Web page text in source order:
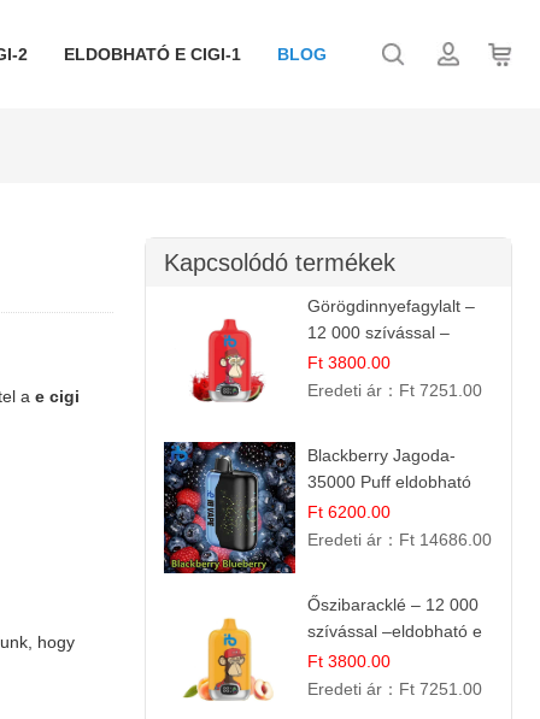
2 ELDOBHATÓ E CIGI-1 BLOG
ae cigi
hogy
Kapcsolódó termékek
Görögdinnyefagylalt –
12 000 szívással –
eldobható elektromos
cigi
Ft 3800.00
Eredeti ár： Ft 7251.00
Blackberry Jagoda-
35000 Puff eldobható
vape
Ft 6200.00
Eredeti ár： Ft 14686.00
Őszibaracklé – 12 000
szívással –eldobható e
cigi
Ft 3800.00
Eredeti ár： Ft 7251.00